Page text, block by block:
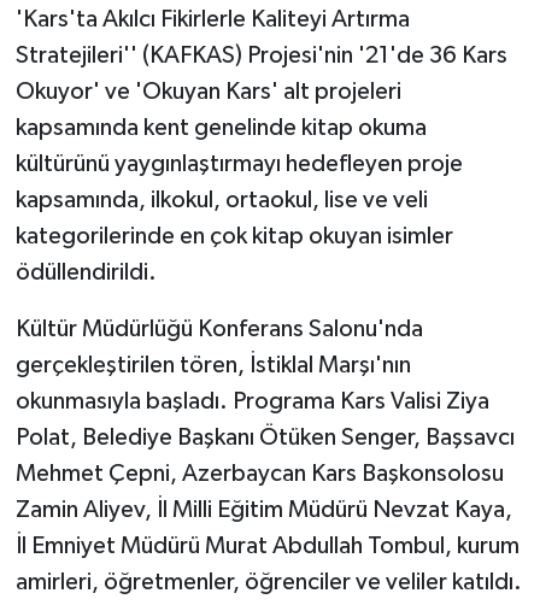
'Kars'ta Akılcı Fikirlerle Kaliteyi Artırma
Stratejileri'' (KAFKAS) Projesi'nin '21'de 36 Kars
Okuyor' ve 'Okuyan Kars' alt projeleri
kapsamında kent genelinde kitap okuma
kültürünü yaygınlaştırmayı hedefleyen proje
kapsamında, ilkokul, ortaokul, lise ve veli
kategorilerinde en çok kitap okuyan isimler
ödüllendirildi.
Kültür Müdürlüğü Konferans Salonu'nda
gerçekleştirilen tören, İstiklal Marşı'nın
okunmasıyla başladı. Programa Kars Valisi Ziya
Polat, Belediye Başkanı Ötüken Senger, Başsavcı
Mehmet Çepni, Azerbaycan Kars Başkonsolosu
Zamin Aliyev, İl Milli Eğitim Müdürü Nevzat Kaya,
İl Emniyet Müdürü Murat Abdullah Tombul, kurum
amirleri, öğretmenler, öğrenciler ve veliler katıldı.
Güvenlik
HABERDE İNSAN
İNSAN
İş Dünyası
Kadın
KÜLTÜR SANAT
MAGAZİN
Otomobil
POLİTİKA